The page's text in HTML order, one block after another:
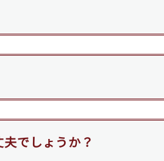
でしょうか？